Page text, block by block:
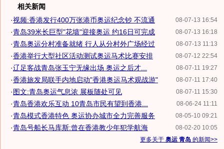
相关新闻
08-07-13 16:54
·视频:香港发行400万张港币奥运纪念钞 不流通
08-07-13 16:18
·青岛39米长巨型"花墙"迎接奥运 约16日可完成
08-07-13 11:13
·青岛奥运分村准备就绪 行人从分村外广场经过
08-07-12 22:54
·香港举行大型社区活动测试奥运马术比赛安排
08-07-11 19:27
·辽足客战青岛张玉宁无缘出场 奥运之后才...
08-07-11 17:40
·香港旅发局联手内地启动"香港奥运马术观战游"
08-07-11 15:30
·图文:青岛奥运气息浓 展板随处可见
08-06-24 11:11
·青岛香港欢乐互动 10青岛市民有望到香港...
08-05-10 09:21
·青岛模式香港特色 奥运协办城市全力完善服务
08-02-20 10:05
·青岛号船长马库斯:曾在香港教少年犯学航海
更多关于 奥运 青岛 的新闻>>